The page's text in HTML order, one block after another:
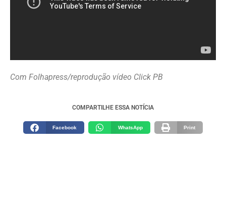
Com Folhapress/reprodução vídeo Click PB
COMPARTILHE ESSA NOTÍCIA
Facebook WhatsApp Print